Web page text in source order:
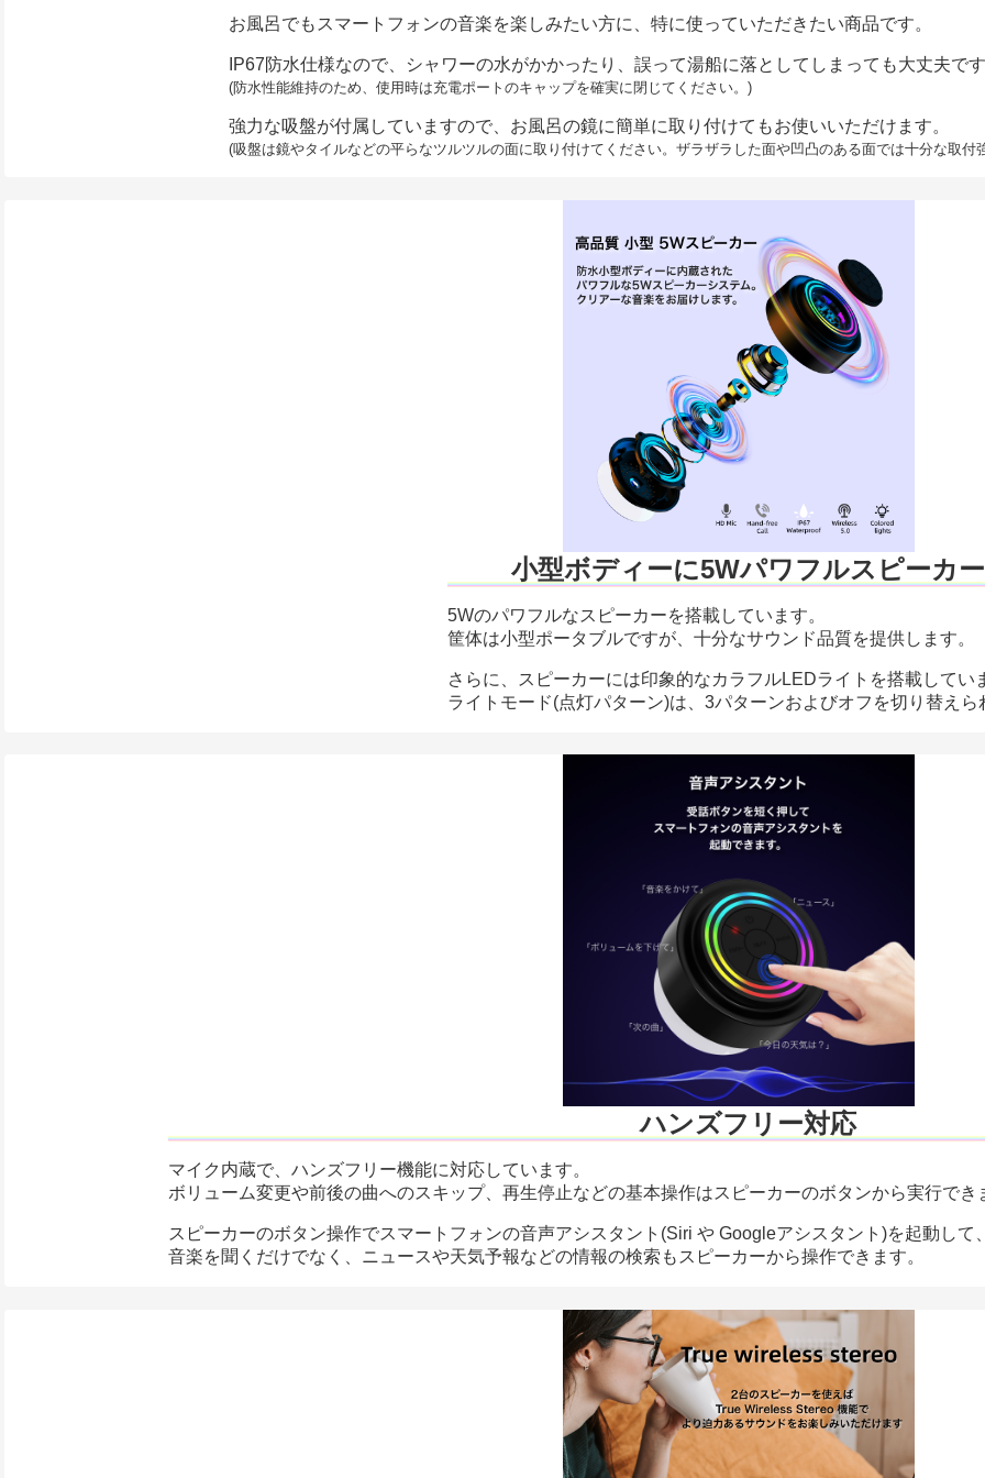
お風呂でもスマートフォンの音楽を楽しみたい方に、特に使っていただきたい商品です。
IP67防水仕様なので、シャワーの水がかかったり、誤って湯船に落としてしまっても大丈夫です
(防水性能維持のため、使用時は充電ポートのキャップを確実に閉じてください。)
強力な吸盤が付属していますので、お風呂の鏡に簡単に取り付けてもお使いいただけます。
(吸盤は鏡やタイルなどの平らなツルツルの面に取り付けてください。ザラザラした面や凹凸のある面では十分な取
小型ボディーに5Wパワフルスピーカー
5Wのパワフルなスピーカーを搭載しています。
筐体は小型ポータブルですが、十分なサウンド品質を提供します。
さらに、スピーカーには印象的なカラフルLEDライトを搭載してい
ライトモード(点灯パターン)は、3パターンおよびオフを切り替えら
ハンズフリー対応
マイク内蔵で、ハンズフリー機能に対応しています。
ボリューム変更や前後の曲へのスキップ、再生停止などの基本操作はスピーカーのボタンから実行でき
スピーカーのボタン操作でスマートフォンの音声アシスタント(Siri や Googleアシスタント)を起動して
音楽を聞くだけでなく、ニュースや天気予報などの情報の検索もスピーカーから操作できます。